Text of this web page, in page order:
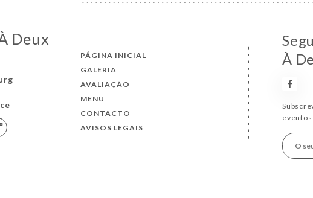
Deux
PÁGINA INICIAL
GALERIA
AVALIAÇÃO
MENU
CONTACTO
AVISOS LEGAIS
À